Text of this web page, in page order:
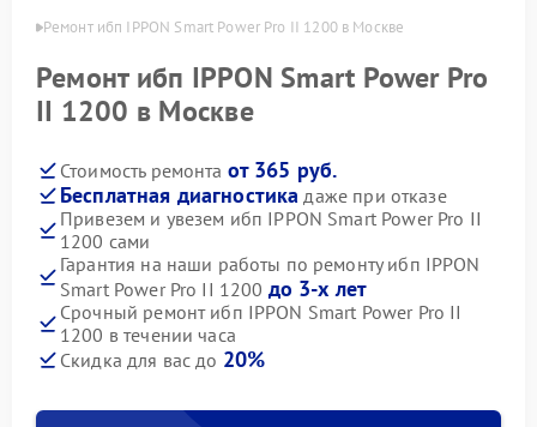
Ремонт ибп IPPON Smart Power Pro II 1200 в Москве
Ремонт ибп IPPON Smart Power Pro
II 1200 в Москве
Стоимость ремонта от 365 руб.
Бесплатная диагностика даже при отказе
Привезем и увезем ибп IPPON Smart Power Pro II
1200 сами
Гарантия на наши работы по ремонту ибп IPPON
Smart Power Pro II 1200 до 3-х лет
Срочный ремонт ибп IPPON Smart Power Pro II
1200 в течении часа
Скидка для вас до 20%